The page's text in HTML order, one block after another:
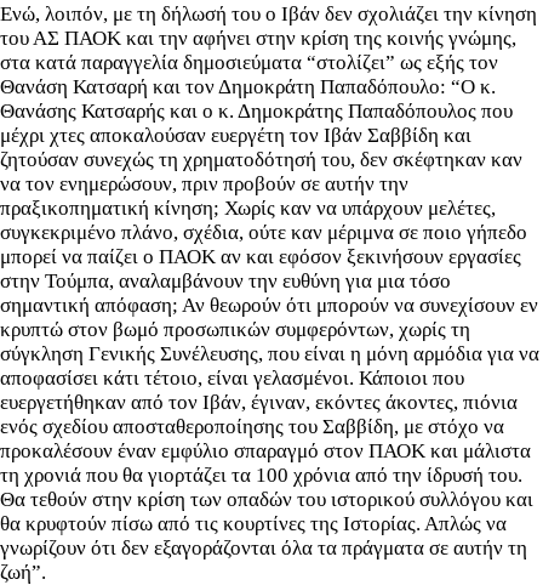
Ενώ, λοιπόν, με τη δήλωσή του ο Ιβάν δεν σχολιάζει την κίνηση
του ΑΣ ΠΑΟΚ και την αφήνει στην κρίση της κοινής γνώμης,
στα κατά παραγγελία δημοσιεύματα “στολίζει” ως εξής τον
Θανάση Κατσαρή και τον Δημοκράτη Παπαδόπουλο: “Ο κ.
Θανάσης Κατσαρής και ο κ. Δημοκράτης Παπαδόπουλος που
μέχρι χτες αποκαλούσαν ευεργέτη τον Ιβάν Σαββίδη και
ζητούσαν συνεχώς τη χρηματοδότησή του, δεν σκέφτηκαν καν
να τον ενημερώσουν, πριν προβούν σε αυτήν την
πραξικοπηματική κίνηση; Χωρίς καν να υπάρχουν μελέτες,
συγκεκριμένο πλάνο, σχέδια, ούτε καν μέριμνα σε ποιο γήπεδο
μπορεί να παίζει ο ΠΑΟΚ αν και εφόσον ξεκινήσουν εργασίες
στην Τούμπα, αναλαμβάνουν την ευθύνη για μια τόσο
σημαντική απόφαση; Αν θεωρούν ότι μπορούν να συνεχίσουν εν
κρυπτώ στον βωμό προσωπικών συμφερόντων, χωρίς τη
σύγκληση Γενικής Συνέλευσης, που είναι η μόνη αρμόδια για να
αποφασίσει κάτι τέτοιο, είναι γελασμένοι. Κάποιοι που
ευεργετήθηκαν από τον Ιβάν, έγιναν, εκόντες άκοντες, πιόνια
ενός σχεδίου αποσταθεροποίησης του Σαββίδη, με στόχο να
προκαλέσουν έναν εμφύλιο σπαραγμό στον ΠΑΟΚ και μάλιστα
τη χρονιά που θα γιορτάζει τα 100 χρόνια από την ίδρυσή του.
Θα τεθούν στην κρίση των οπαδών του ιστορικού συλλόγου και
θα κρυφτούν πίσω από τις κουρτίνες της Ιστορίας. Απλώς να
γνωρίζουν ότι δεν εξαγοράζονται όλα τα πράγματα σε αυτήν τη
ζωή”.